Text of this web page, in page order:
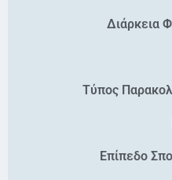
Διάρκεια
Τύπος
Επίπεδο